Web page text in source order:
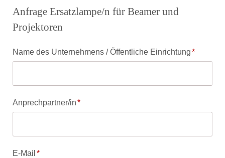
Anfrage Ersatzlampe/n für Beamer und
Projektoren
Pflichtfeld
Name des Unternehmens / Öffentliche Einrichtung*
Pflichtfeld
Anprechpartner/in*
Pflichtfeld
E-Mail*